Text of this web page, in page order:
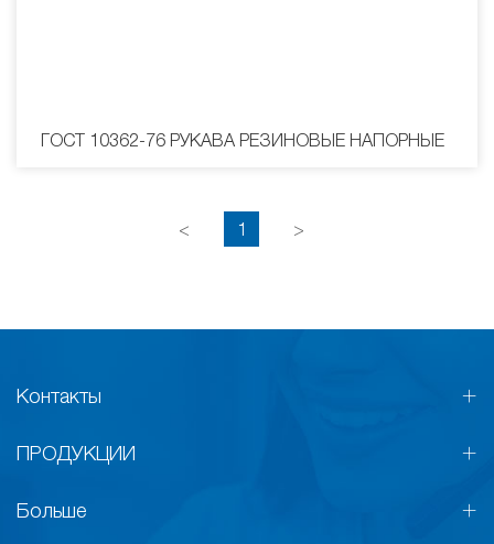
ГОСТ 10362-76 РУКАВА РЕЗИНОВЫЕ НАПОРНЫЕ
< 1 >
Контакты
ПРОДУКЦИИ
Больше